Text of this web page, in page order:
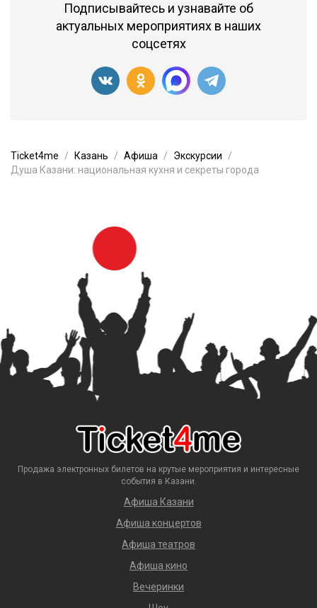
Подписывайтесь и узнавайте об
актуальных мероприятиях в наших
соцсетях
Ticket4me Казань Афиша
Экскурсии
Душа Казани: национальная кухня и секреты города
Продажа электронных билетов на крутые мероприятия и интересные
события в Казани.
Афиша Казани
Афиша концертов
Афиша театров
Афиша кино
Вечеринки